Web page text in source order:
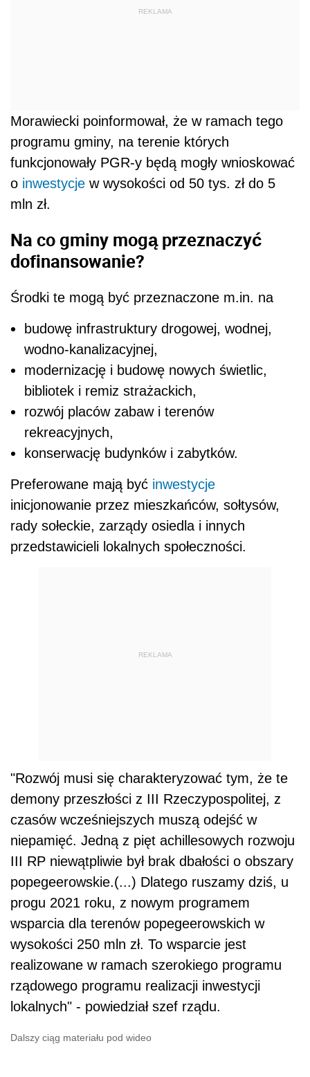
REKLAMA
Morawiecki poinformował, że w ramach tego
programu gminy, na terenie których
funkcjonowały PGR-y będą mogły wnioskować
o inwestycje w wysokości od 50 tys. zł do 5
mln zł.
Na co gminy mogą przeznaczyć
dofinansowanie?
Środki te mogą być przeznaczone m.in. na
budowę infrastruktury drogowej, wodnej,
wodno-kanalizacyjnej,
modernizację i budowę nowych świetlic,
bibliotek i remiz strażackich,
rozwój placów zabaw i terenów
rekreacyjnych,
konserwację budynków i zabytków.
Preferowane mają być inwestycje
inicjonowanie przez mieszkańców, sołtysów,
rady sołeckie, zarządy osiedla i innych
przedstawicieli lokalnych społeczności.
REKLAMA
"Rozwój musi się charakteryzować tym, że te
demony przeszłości z III Rzeczypospolitej, z
czasów wcześniejszych muszą odejść w
niepamięć. Jedną z pięt achillesowych rozwoju
III RP niewątpliwie był brak dbałości o obszary
popegeerowskie.(...) Dlatego ruszamy dziś, u
progu 2021 roku, z nowym programem
wsparcia dla terenów popegeerowskich w
wysokości 250 mln zł. To wsparcie jest
realizowane w ramach szerokiego programu
rządowego programu realizacji inwestycji
lokalnych" - powiedział szef rządu.
Dalszy ciąg materiału pod wideo